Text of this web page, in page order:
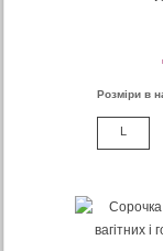
Розміри в
L